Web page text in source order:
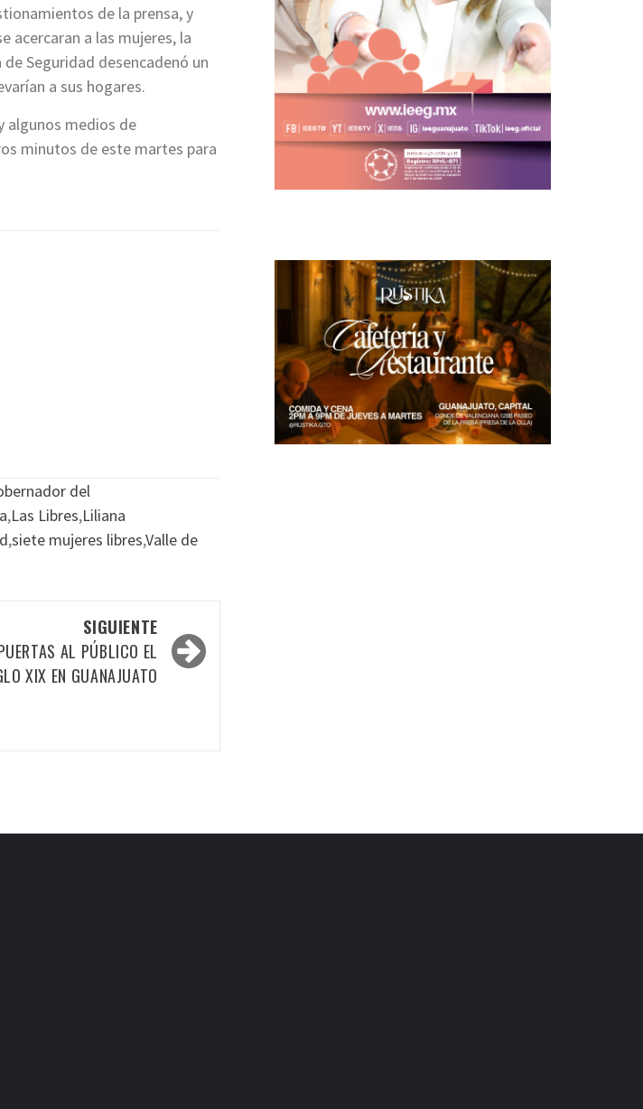
de la prensa, y
acercaran a las mujeres, la
Seguridad desencadenó un
a sus hogares.
algunos medios de
minutos de este martes para
del
,Las Libres,Liliana
,siete mujeres libres,Valle de
SIGUIENTE
AL PÚBLICO EL
XIX EN GUANAJUATO